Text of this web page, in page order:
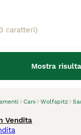
Mostra
Cani Wolfspitz
0
Guspini.
Vendita